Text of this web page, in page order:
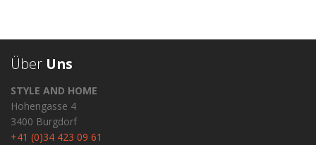
Über Uns
STYLE AND HOME
Hohengasse 4
3400 Burgdorf
+41 (0)34 423 09 61